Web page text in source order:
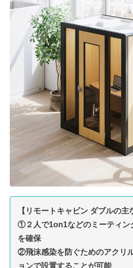
【リモートキャビン ダブルの主
①２人で1on1などのミーティン
を確保
②飛沫感染を防ぐためのアクリ
ョンで設置することが可能